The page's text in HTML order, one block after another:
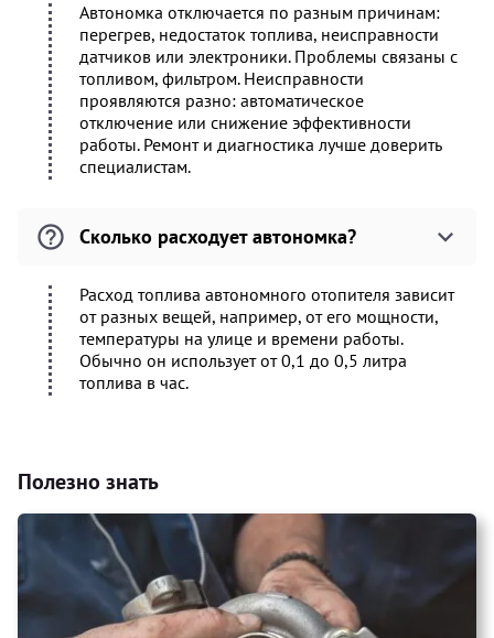
Автономка отключается по разным причинам:
перегрев, недостаток топлива, неисправности
датчиков или электроники. Проблемы связаны с
топливом, фильтром. Неисправности
проявляются разно: автоматическое
отключение или снижение эффективности
работы. Ремонт и диагностика лучше доверить
специалистам.
Сколько расходует автономка?
Расход топлива автономного отопителя зависит
от разных вещей, например, от его мощности,
температуры на улице и времени работы.
Обычно он использует от 0,1 до 0,5 литра
топлива в час.
Полезно знать